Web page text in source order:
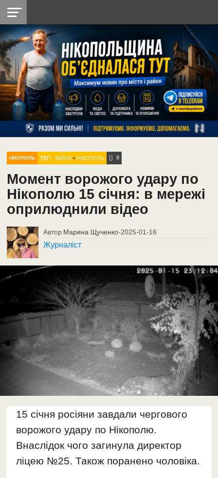
НІКОПОЛЬ
РАЙОН
СІЧЕСЛАВСЬКА
УКРАЇНА
РЕТРО
НІКОПОЛЬ
ЛАЙТ
УКРАЇНА
ДОПОМОГА
РАДІО
НІКОПОЛЬ ТЕГ: ВІЙНА •НІКОПОЛЬ 8
Момент ворожого удару по
Нікополю 15 січня: в мережі
оприлюднили відео
Автор Марина Щученко-2025-01-16
Журналіст
15 січня росіяни завдали чергового
ворожого удару по Нікополю.
Внаслідок чого загинула директор
ліцею №25. Також поранено чоловіка.